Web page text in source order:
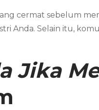
cermat sebelum
Anda. Selain itu,
Jika